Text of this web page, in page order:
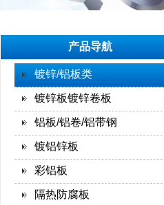
产品导航
镀锌/铝板类
镀锌板镀锌卷板
铝板/铝卷/铝带钢
镀铝锌板
彩铝板
隔热防腐板